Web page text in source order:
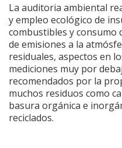
La auditoria ambiental
y empleo ecológico de
combustibles y consumo
de emisiones a la
residuales, aspectos en
mediciones muy por
recomendados por la
muchos residuos como
basura orgánica e
reciclados.